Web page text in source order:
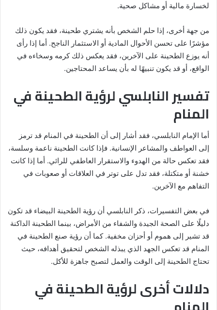
لخسارة مالية أو مشاكل صحية.
من جهة أخرى، إذا حلم الشخص بأنه يشتري طحينة، فقد يكون ذلك
مؤشرًا على تحسن الأحوال المادية أو الاستثمار الناجح. أما إذا رأى
أنه يوزع الطحينة على الآخرين، فقد يعكس ذلك كرمه وسخاءه في
الواقع، أو قد يكون تنبيهًا له بأن يساعد المحتاجين.
تفسير النابلسي لرؤية الطحينة في
المنام
أما الإمام النابلسي، فقد أشار إلى أن الطحينة في المنام قد ترمز
إلى العواطف والمشاعر الإنسانية. فإذا كانت الطحينة ناعمة وسلسة،
فقد تعكس حالة من الهدوء والاستقرار العاطفي للرائي. أما إذا كانت
خشنة أو متكتلة، فقد تدل على توتر في العلاقات أو صعوبات في
التفاهم مع الآخرين.
في بعض التفسيرات، ذكر النابلسي أن رؤية الطحينة البيضاء قد تكون
دليلًا على الصحة الجيدة والشفاء من الأمراض، بينما الطحينة الداكنة
قد تشير إلى هموم أو أحزان مخفية. كما أن رؤية صنع الطحينة في
المنام قد تعكس الجهد الذي يبذله الشخص لتحقيق أهدافه، حيث
تحتاج الطحينة إلى الوقت والعمل لتصبح جاهزة للأكل.
دلالات أخرى لرؤية الطحينة في